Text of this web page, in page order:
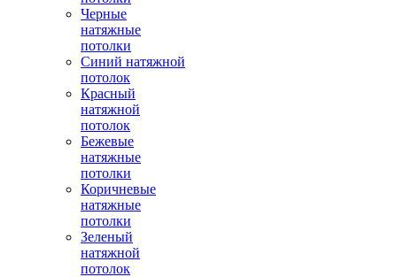
Черные
натяжные
потолки
Синий натяжной
потолок
Красный
натяжной
потолок
Бежевые
натяжные
потолки
Коричневые
натяжные
потолки
Зеленый
натяжной
потолок